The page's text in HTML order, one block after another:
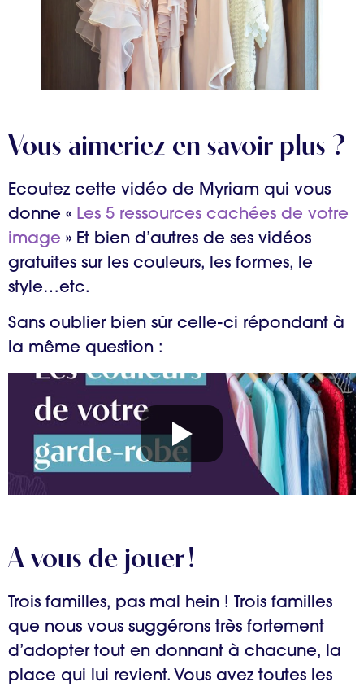
Vous aimeriez en savoir plus ?
Ecoutez cette vidéo de Myriam qui vous
donne « Les 5 ressources cachées de votre
image » Et bien d’autres de ses vidéos
gratuites sur les couleurs, les formes, le
style…etc.
Sans oublier bien sûr celle-ci répondant à
la même question :
A vous de jouer !
Trois familles, pas mal hein ! Trois familles
que nous vous suggérons très fortement
d’adopter tout en donnant à chacune, la
place qui lui revient. Vous avez toutes les